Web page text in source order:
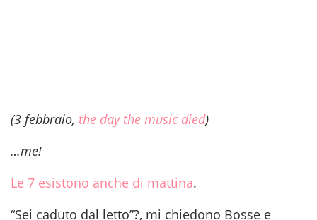
(3 febbraio, the day the music died)
…me!
Le 7 esistono anche di mattina.
“Sei caduto dal letto”?, mi chiedono Bosse e